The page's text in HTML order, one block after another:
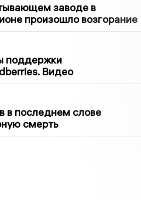
заводе в
произошло возгорание
поддержки
Видео
в последнем слове
смерть